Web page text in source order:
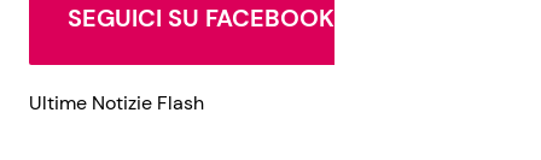
SEGUICI SU FACEBOOK
Ultime Notizie Flash